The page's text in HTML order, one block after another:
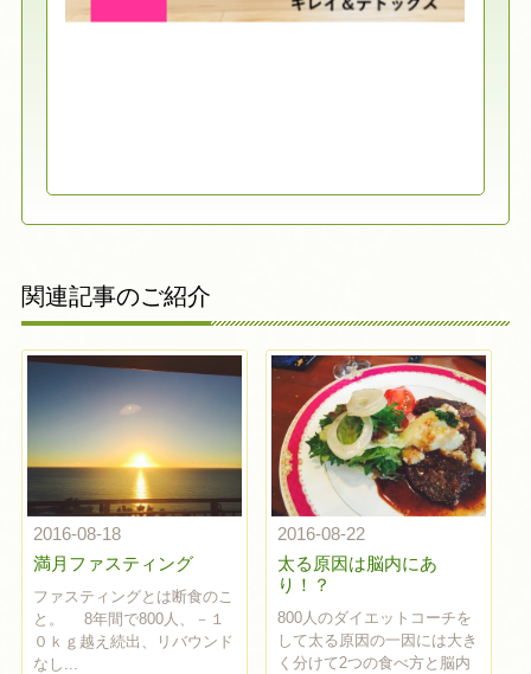
関連記事のご紹介
2016-08-18
満月ファスティング
ファスティングとは断食のこ
と。 8年間で800人、－１
０ｋｇ越え続出、リバウンド
なし...
2016-08-22
太る原因は脳内にあ
り！？
800人のダイエットコーチを
して太る原因の一因には大き
く分けて2つの食べ方と脳内